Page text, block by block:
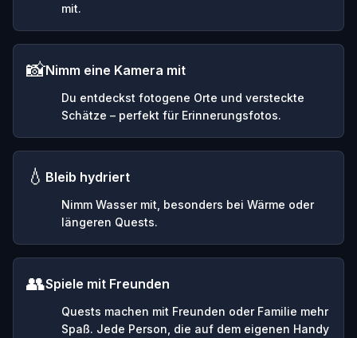
mit.
📸Nimm eine Kamera mit
Du entdeckst fotogene Orte und versteckte
Schätze – perfekt für Erinnerungsfotos.
💧 Bleib hydriert
Nimm Wasser mit, besonders bei Wärme oder
längeren Quests.
👥Spiele mit Freunden
Quests machen mit Freunden oder Familie mehr
Spaß. Jede Person, die auf dem eigenen Handy